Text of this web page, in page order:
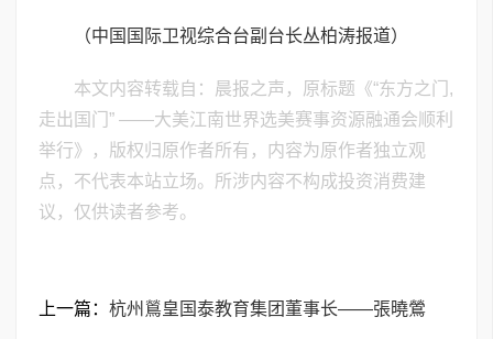
（中国国际卫视综合台副台长丛柏涛报道）
本文内容转载自：晨报之声，原标题《“东方之门,
走出国门” ——大美江南世界选美赛事资源融通会顺利
举行》，版权归原作者所有，内容为原作者独立观
点，不代表本站立场。所涉内容不构成投资消费建
议，仅供读者参考。
上一篇： 杭州鶑皇国泰教育集团董事长——張曉鶯